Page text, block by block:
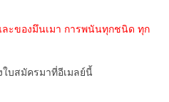
ะของมึนเมา การพนันทุกชนิด ทุก
ใบสมัครมาที่อีเมลย์นี้